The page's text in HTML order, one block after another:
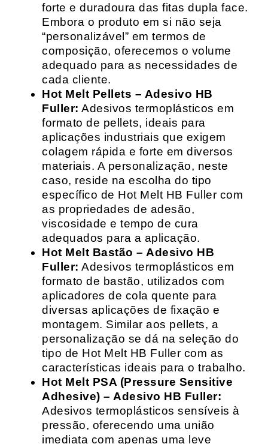
forte e duradoura das fitas dupla face.
Embora o produto em si não seja
“personalizável” em termos de
composição, oferecemos o volume
adequado para as necessidades de
cada cliente.
Hot Melt Pellets – Adesivo HB
Fuller: Adesivos termoplásticos em
formato de pellets, ideais para
aplicações industriais que exigem
colagem rápida e forte em diversos
materiais. A personalização, neste
caso, reside na escolha do tipo
específico de Hot Melt HB Fuller com
as propriedades de adesão,
viscosidade e tempo de cura
adequados para a aplicação.
Hot Melt Bastão – Adesivo HB
Fuller: Adesivos termoplásticos em
formato de bastão, utilizados com
aplicadores de cola quente para
diversas aplicações de fixação e
montagem. Similar aos pellets, a
personalização se dá na seleção do
tipo de Hot Melt HB Fuller com as
características ideais para o trabalho.
Hot Melt PSA (Pressure Sensitive
Adhesive) – Adesivo HB Fuller:
Adesivos termoplásticos sensíveis à
pressão, oferecendo uma união
imediata com apenas uma leve